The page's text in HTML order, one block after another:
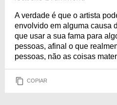
A verdade é que o artista
envolvido em alguma causa
que usar a sua fama para
pessoas, afinal o que
pessoas, não as coisas
COPIAR